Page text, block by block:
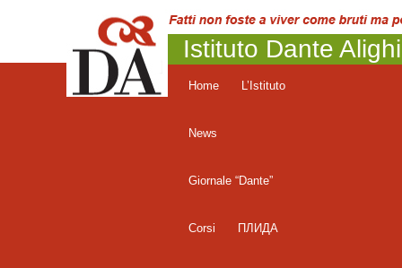
Istituto Dante
Home L’Istituto
News
Giornale “Dante”
Corsi ПЛИДА